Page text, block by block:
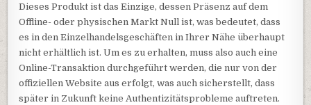
Dieses Produkt ist das Einzige, dessen Präsenz auf dem
Offline- oder physischen Markt Null ist, was bedeutet, dass
es in den Einzelhandelsgeschäften in Ihrer Nähe überhaupt
nicht erhältlich ist. Um es zu erhalten, muss also auch eine
Online-Transaktion durchgeführt werden, die nur von der
offiziellen Website aus erfolgt, was auch sicherstellt, dass
später in Zukunft keine Authentizitätsprobleme auftreten.